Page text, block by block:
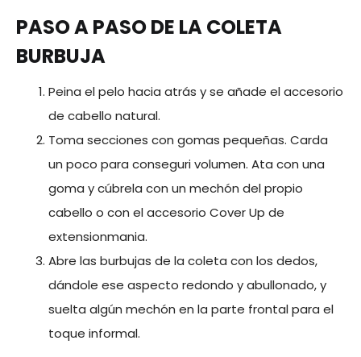
PASO A PASO DE LACOLETA
BURBUJA
Peina el pelo hacia atrás y se añade el accesorio
de cabello natural.
Toma secciones con gomas pequeñas. Carda
un poco para conseguri volumen. Ata con una
goma y cúbrela con un mechón del propio
cabello o con el accesorio Cover Up de
extensionmania.
Abre las burbujas de la coleta con los dedos,
dándole ese aspecto redondo y abullonado, y
suelta algún mechón en la parte frontal para el
toque informal.